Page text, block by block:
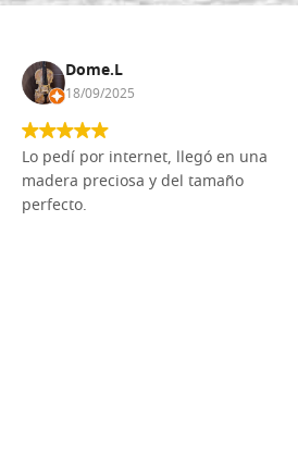
Dome.L
18/09/2025
Lo pedí por internet, llegó en una
madera preciosa y del tamaño
perfecto.